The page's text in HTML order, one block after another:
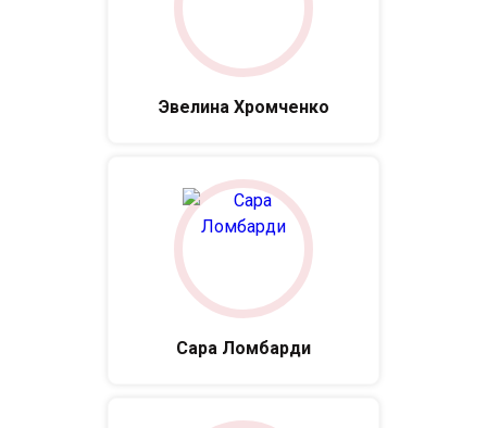
Эвелина Хромченко
Сара Ломбарди